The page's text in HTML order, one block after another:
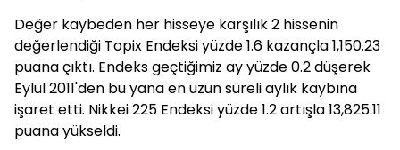
Değer kaybeden her hisseye karşılık 2 hissenin
değerlendiği Topix Endeksi yüzde 1.6 kazançla 1,150.23
puana çıktı. Endeks geçtiğimiz ay yüzde 0.2 düşerek
Eylül 2011'den bu yana en uzun süreli aylık kaybına
işaret etti. Nikkei 225 Endeksi yüzde 1.2 artışla 13,825.11
puana yükseldi.